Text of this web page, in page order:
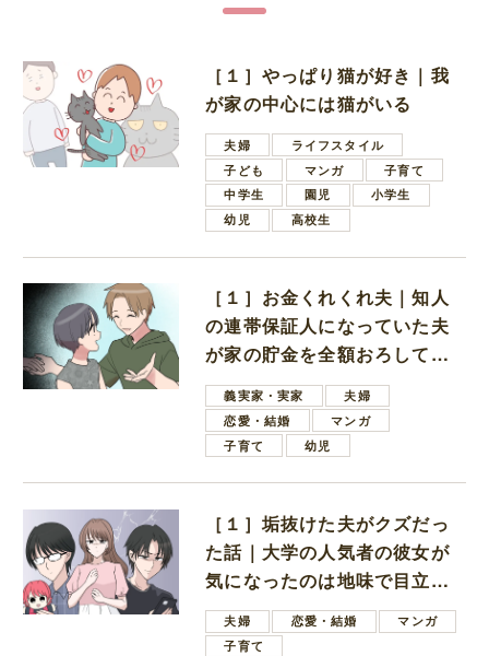
［１］やっぱり猫が好き｜我
が家の中心には猫がいる
夫婦
ライフスタイル
子ども
マンガ
子育て
中学生
園児
小学生
幼児
高校生
［１］お金くれくれ夫｜知人
の連帯保証人になっていた夫
が家の貯金を全額おろしてほ
しいと言ってきた
義実家・実家
夫婦
恋愛・結婚
マンガ
子育て
幼児
［１］垢抜けた夫がクズだっ
た話｜大学の人気者の彼女が
気になったのは地味で目立た
ない男子学生
夫婦 恋愛・結婚
マンガ
子育て